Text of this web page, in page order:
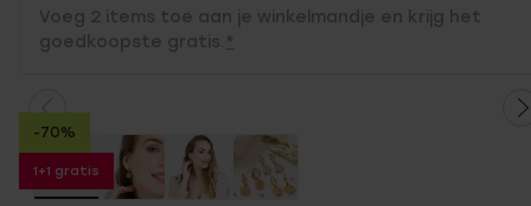
Voeg 2 items toe aan je winkelmandje en krijg het
goedkoopste gratis. *
-70%
1+1 gratis